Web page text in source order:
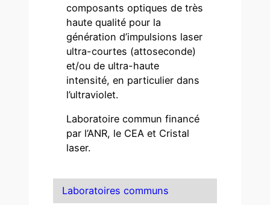
Laboratoires communs
composants optiques de très
haute qualité pour la
génération d’impulsions laser
ultra-courtes (attoseconde)
et/ou de ultra-haute
intensité, en particulier dans
l’ultraviolet.
Laboratoire commun financé
par l’ANR, le CEA et Cristal
laser.